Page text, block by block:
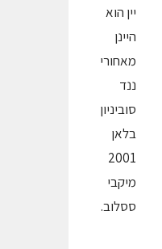
יין הוא
היינן
מאחורי
ננד
סוביניון
בלאן
2001
מיקבי
ססלוב.